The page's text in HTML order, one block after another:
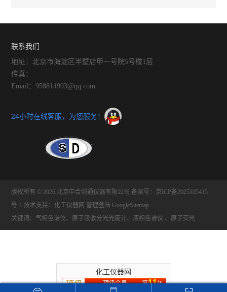
联系我们
地址：北京市海淀区半壁店甲一号院5号楼1层
传真：
Email：958814993@qq.com
24小时在线客服，为您服务！
版权所有 © 2026 北京中合测通仪器有限公司 备案号：京ICP备2025105415
号-1 技术支持： 化工仪器网 管理登陆 GoogleSitemap
关键词：气相色谱仪、原子吸收分光光度计、液相色谱仪 、原子荧光
化工仪器网
顶级会员 第11年